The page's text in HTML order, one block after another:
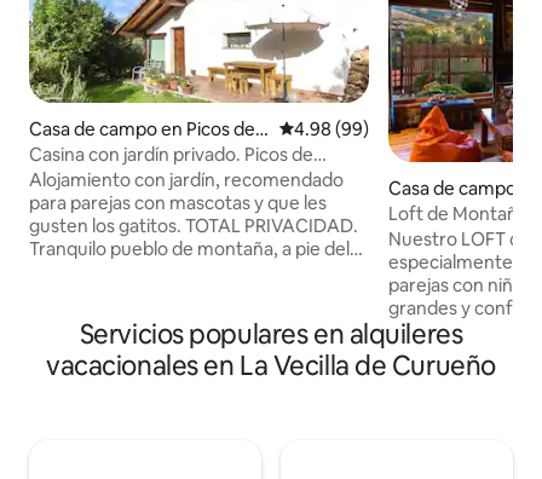
Casa de campo en Picos de E
uropa
Calificación promedio: 4.98 de
4.98 (99)
Casina con jardín privado. Picos de
Europa.
Alojamiento con jardín, recomendado
para parejas con mascotas y que les
gusten los gatitos. TOTAL PRIVACIDAD.
Tranquilo pueblo de montaña, a pie del
pueden realizar rutas de senderismo y
media-alta montaña. Escuela de
escalada. Ciudad más próxima CANGAS
Casa de campo
Loft de Montaña
Nuestro LOFT de
especialmente
parejas con
grandes y
ellos con
montañas. -
panorámicas. -
Servicios populares en alquileres
vacacionales en La Vecilla de Curueño